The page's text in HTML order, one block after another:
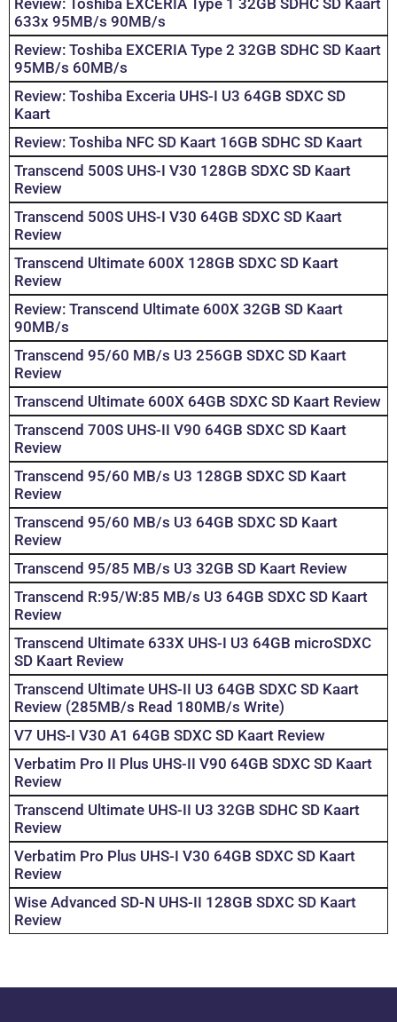
Review: Toshiba EXCERIA Type 1 32GB SDHC SD Kaart
633x 95MB/s 90MB/s
Review: Toshiba EXCERIA Type 2 32GB SDHC SD Kaart
95MB/s 60MB/s
Review: Toshiba Exceria UHS-I U3 64GB SDXC SD
Kaart
Review: Toshiba NFC SD Kaart 16GB SDHC SD Kaart
Transcend 500S UHS-I V30 128GB SDXC SD Kaart
Review
Transcend 500S UHS-I V30 64GB SDXC SD Kaart
Review
Transcend Ultimate 600X 128GB SDXC SD Kaart
Review
Review: Transcend Ultimate 600X 32GB SD Kaart
90MB/s
Transcend 95/60 MB/s U3 256GB SDXC SD Kaart
Review
Transcend Ultimate 600X 64GB SDXC SD Kaart Review
Transcend 700S UHS-II V90 64GB SDXC SD Kaart
Review
Transcend 95/60 MB/s U3 128GB SDXC SD Kaart
Review
Transcend 95/60 MB/s U3 64GB SDXC SD Kaart
Review
Transcend 95/85 MB/s U3 32GB SD Kaart Review
Transcend R:95/W:85 MB/s U3 64GB SDXC SD Kaart
Review
Transcend Ultimate 633X UHS-I U3 64GB microSDXC
SD Kaart Review
Transcend Ultimate UHS-II U3 64GB SDXC SD Kaart
Review (285MB/s Read 180MB/s Write)
V7 UHS-I V30 A1 64GB SDXC SD Kaart Review
Verbatim Pro II Plus UHS-II V90 64GB SDXC SD Kaart
Review
Transcend Ultimate UHS-II U3 32GB SDHC SD Kaart
Review
Verbatim Pro Plus UHS-I V30 64GB SDXC SD Kaart
Review
Wise Advanced SD-N UHS-II 128GB SDXC SD Kaart
Review